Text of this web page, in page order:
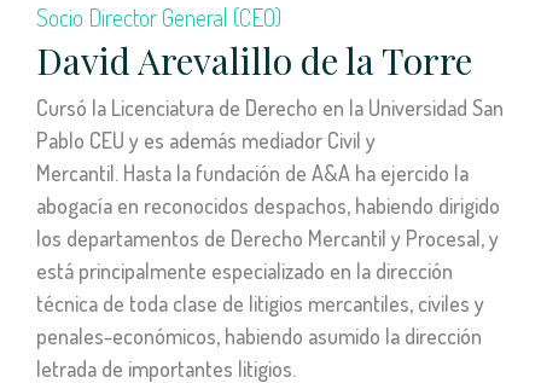
Socio Director General (CEO)
David Arevalillo de la Torre
Cursó la Licenciatura de Derecho en la Universidad San
Pablo CEU y es además mediador Civil y
Mercantil. Hasta la fundación de A&A ha ejercido la
abogacía en reconocidos despachos, habiendo dirigido
los departamentos de Derecho Mercantil y Procesal, y
está principalmente especializado en la dirección
técnica de toda clase de litigios mercantiles, civiles y
penales-económicos, habiendo asumido la dirección
letrada de importantes litigios.